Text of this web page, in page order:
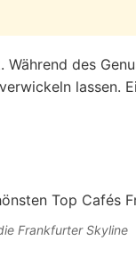
des
lassen.
Frankfurter Skyline